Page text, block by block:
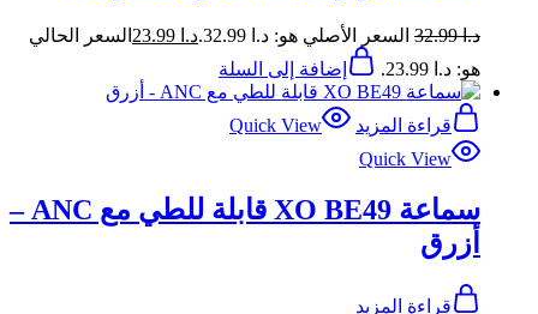
د.ا32.99 السعر الأصلي هو: د.ا 32.99. د.ا
السعر الحالي
هو: د.ا 23.99.
إضافة إلى السلة
قراءة المزيد
Quick View
Quick View
سماعة XO BE49 قابلة للطي مع ANC –
أزرق
قراءة المزيد